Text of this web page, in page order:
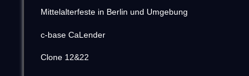
Mittelalterfeste in Berlin und Umgebung
c-base CaLender
Clone 12&22